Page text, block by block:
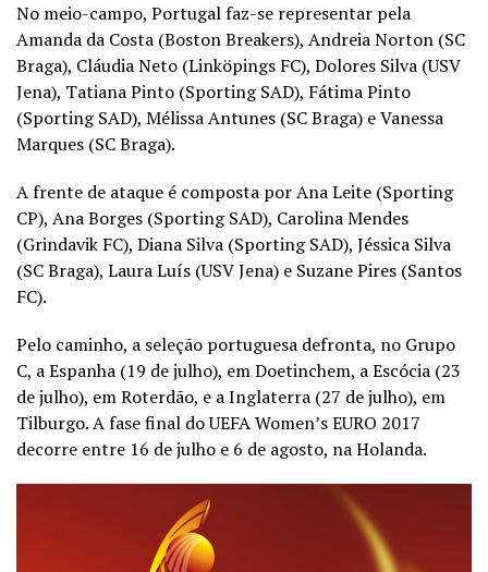
No meio-campo, Portugal faz-se representar pela
Amanda da Costa (Boston Breakers), Andreia Norton (SC
Braga), Cláudia Neto (Linköpings FC), Dolores Silva (USV
Jena), Tatiana Pinto (Sporting SAD), Fátima Pinto
(Sporting SAD), Mélissa Antunes (SC Braga) e Vanessa
Marques (SC Braga).
A frente de ataque é composta por Ana Leite (Sporting
CP), Ana Borges (Sporting SAD), Carolina Mendes
(Grindavik FC), Diana Silva (Sporting SAD), Jéssica Silva
(SC Braga), Laura Luís (USV Jena) e Suzane Pires (Santos
FC).
Pelo caminho, a seleção portuguesa defronta, no Grupo
C, a Espanha (19 de julho), em Doetinchem, a Escócia (23
de julho), em Roterdão, e a Inglaterra (27 de julho), em
Tilburgo. A fase final do UEFA Women’s EURO 2017
decorre entre 16 de julho e 6 de agosto, na Holanda.